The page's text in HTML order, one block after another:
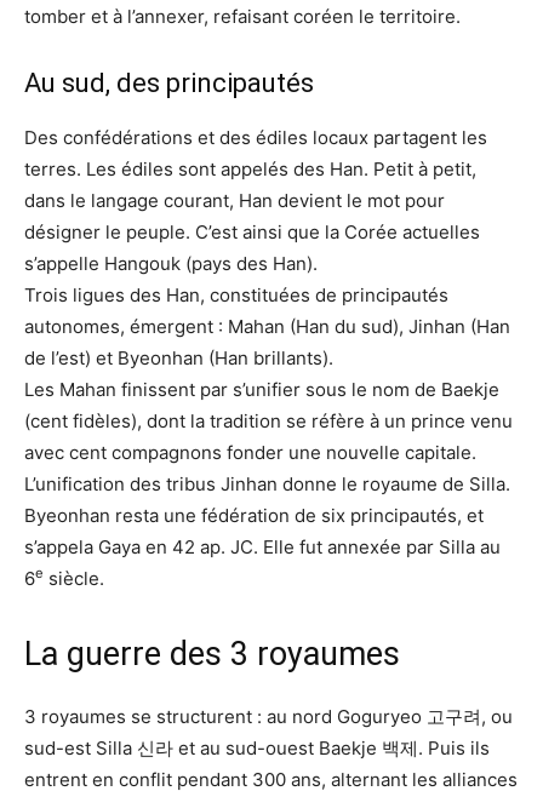
tomber et à l’annexer, refaisant coréen le territoire.
Au sud, des principautés
Des confédérations et des édiles locaux partagent les
terres. Les édiles sont appelés des Han. Petit à petit,
dans le langage courant, Han devient le mot pour
désigner le peuple. C’est ainsi que la Corée actuelles
s’appelle Hangouk (pays des Han).
Trois ligues des Han, constituées de principautés
autonomes, émergent : Mahan (Han du sud), Jinhan (Han
de l’est) et Byeonhan (Han brillants).
Les Mahan finissent par s’unifier sous le nom de Baekje
(cent fidèles), dont la tradition se réfère à un prince venu
avec cent compagnons fonder une nouvelle capitale.
L’unification des tribus Jinhan donne le royaume de Silla.
Byeonhan resta une fédération de six principautés, et
s’appela Gaya en 42 ap. JC. Elle fut annexée par Silla au
6e siècle.
La guerre des 3 royaumes
3 royaumes se structurent : au nord Goguryeo 고구려, ou
sud-est Silla 신라 et au sud-ouest Baekje 백제. Puis ils
entrent en conflit pendant 300 ans, alternant les alliances